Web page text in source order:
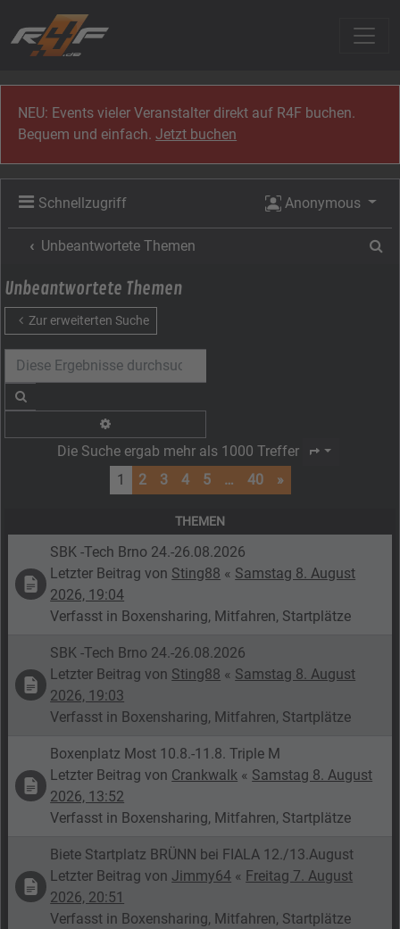
NEU: Events vieler Veranstalter direkt auf R4F buchen.
Bequem und einfach.Jetzt buchen
Schnellzugriff Anonymous
Unbeantwortete Themen
Unbeantwortete Themen
Zur erweiterten Suche
Die Suche ergab mehr als 1000 Treffer Seite
1 2 3 4 5 … 40 »
THEMEN
SBK -Tech Brno 24.-26.08.2026
Letzter Beitrag von Sting88 « Samstag 8. August
2026, 19:04
Verfasst in Boxensharing, Mitfahren, Startplätze
SBK -Tech Brno 24.-26.08.2026
Letzter Beitrag von Sting88 « Samstag 8. August
2026, 19:03
Verfasst in Boxensharing, Mitfahren, Startplätze
Boxenplatz Most 10.8.-11.8. Triple M
Letzter Beitrag von Crankwalk « Samstag 8. August
2026, 13:52
Verfasst in Boxensharing, Mitfahren, Startplätze
Biete Startplatz BRÜNN bei FIALA 12./13.August
Letzter Beitrag von Jimmy64 « Freitag 7. August
2026, 20:51
Verfasst in Boxensharing, Mitfahren, Startplätze